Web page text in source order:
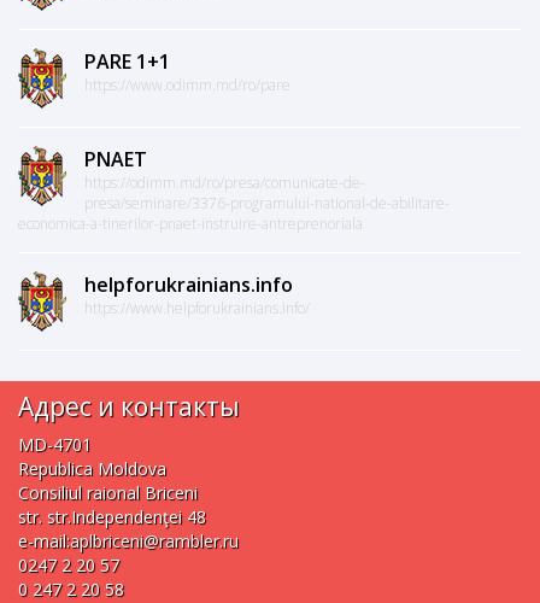
PARE 1+1
https://www.odimm.md/ro/pare
PNAET
https://odimm.md/ro/presa/comunicate-de-
presa/seminare/3376-programului-national-de-abilitare-
economica-a-tinerilor-pnaet-instruire-antreprenoriala
helpforukrainians.info
https://www.helpforukrainians.info/
Адрес и контакты
MD-4701
Republica Moldova
Consiliul raional Briceni
str. str.Independenţei 48
e-mail:aplbriceni@rambler.ru
0247 2 20 57
0 247 2 20 58